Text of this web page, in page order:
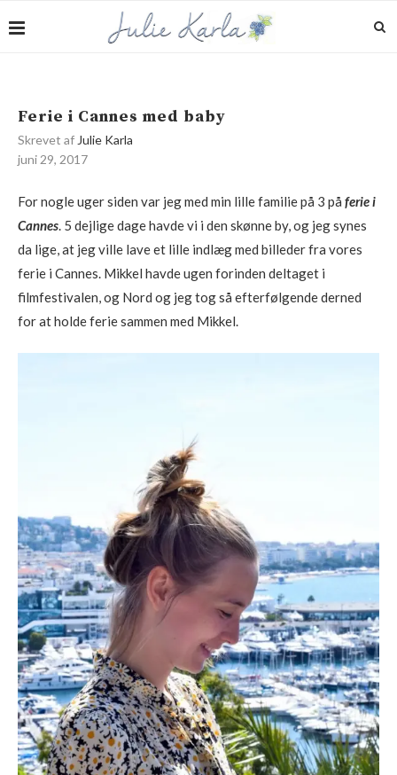
Ferie i Cannes med baby
Skrevet af Julie Karla
juni 29, 2017
For nogle uger siden var jeg med min lille familie på 3 på ferie i
Cannes. 5 dejlige dage havde vi i den skønne by, og jeg synes
da lige, at jeg ville lave et lille indlæg med billeder fra vores
ferie i Cannes. Mikkel havde ugen forinden deltaget i
filmfestivalen, og Nord og jeg tog så efterfølgende derned
for at holde ferie sammen med Mikkel.